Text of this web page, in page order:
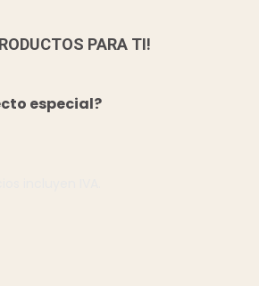
PARA TI!
especial?